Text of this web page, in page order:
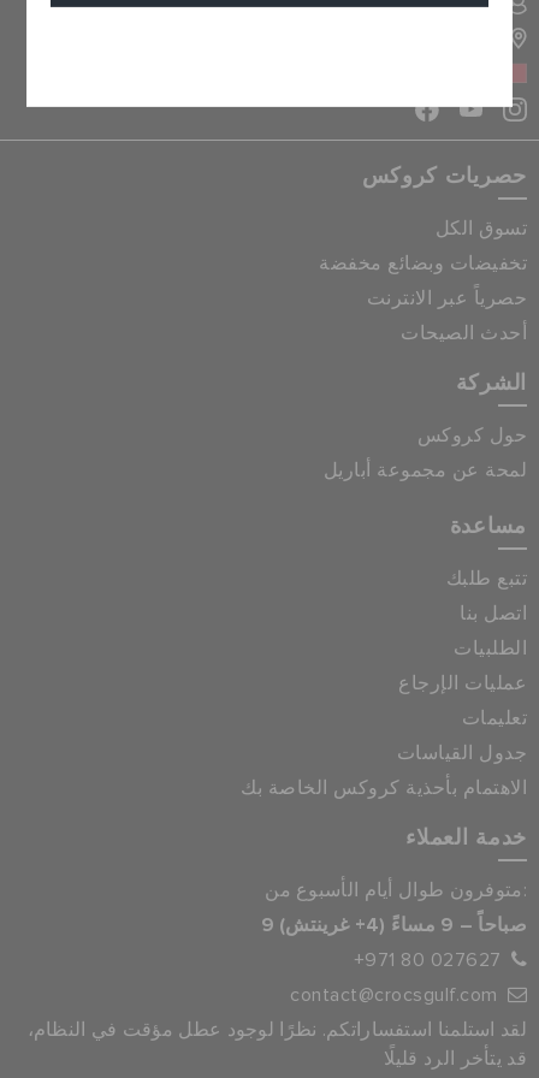
تسجيل الدخول الى حسابي
حصريات كروكس
تسوق الكل
تخفيضات وبضائع مخفضة
حصرياً عبر الانترنت
أحدث الصيحات
الشركة
حول كروكس
لمحة عن مجموعة أباريل
مساعدة
تتبع طلبك
اتصل بنا
الطلبيات
عمليات الإرجاع
تعليمات
جدول القياسات
الاهتمام بأحذية كروكس الخاصة بك
خدمة العملاء
متوفرون طوال أيام الأسبوع من:
9 صباحاً – 9 مساءً (4+ غرينتش)
+971 80 027627
contact@crocsgulf.com
لقد استلمنا استفساراتكم. نظرًا لوجود عطل مؤقت في النظام،
قد يتأخر الرد قليلًا